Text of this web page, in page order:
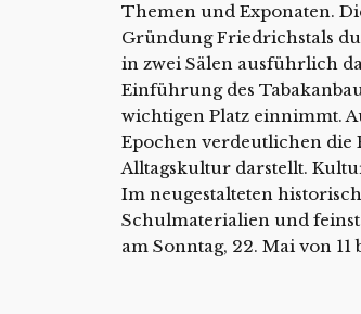
Themen und Exponaten.
Gründung Friedrichstals
in zwei Sälen ausführlich
Einführung des
wichtigen Platz einnimmt.
Epochen verdeutlichen die
Alltagskultur darstellt.
Im neugestalteten
Schulmaterialien und
am Sonntag, 22. Mai von